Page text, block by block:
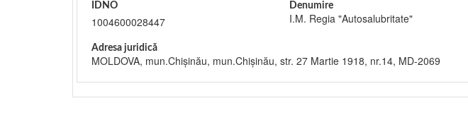
IDNO
1004600028447
Denumire
I.M. Regia "Autosalubritate"
Adresa juridică
MOLDOVA, mun.Chişinău, mun.Chişinău, str. 27 Martie 1918, nr.14, MD-2069